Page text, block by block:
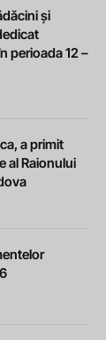
și
perioada 12 –
a primit
al Raionului